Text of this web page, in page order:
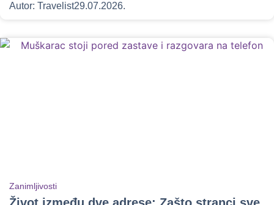
Autor: Travelist29.07.2026.
Zanimljivosti